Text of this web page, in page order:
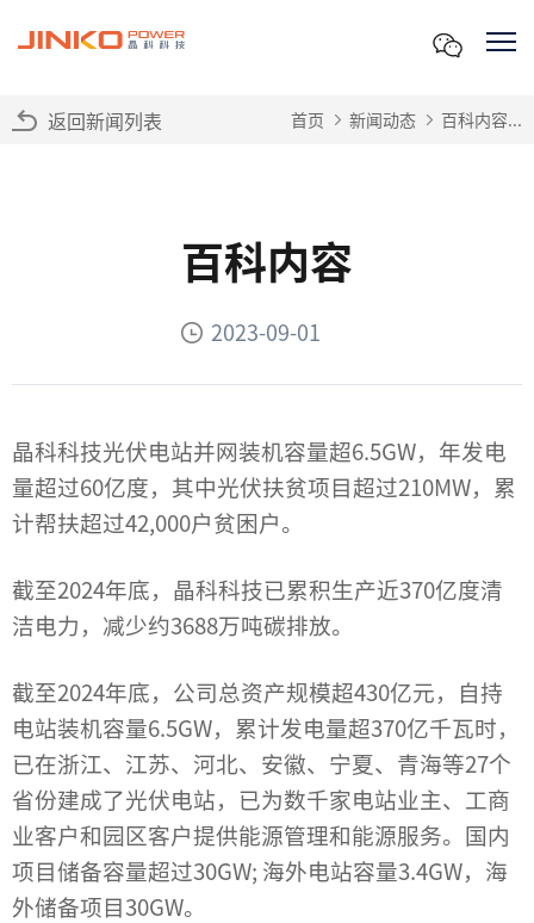
返回新闻列表 首页 新闻动态 百科内容...
百科内容
2023-09-01
晶科科技光伏电站并网装机容量超6.5GW，年发电
量超过60亿度，其中光伏扶贫项目超过210MW，累
计帮扶超过42,000户贫困户。
截至2024年底，晶科科技已累积生产近370亿度清
洁电力，减少约3688万吨碳排放。
截至2024年底，公司总资产规模超430亿元，自持
电站装机容量6.5GW，累计发电量超370亿千瓦时，
已在浙江、江苏、河北、安徽、宁夏、青海等27个
省份建成了光伏电站，已为数千家电站业主、工商
业客户和园区客户提供能源管理和能源服务。国内
项目储备容量超过30GW; 海外电站容量3.4GW，海
外储备项目30GW。